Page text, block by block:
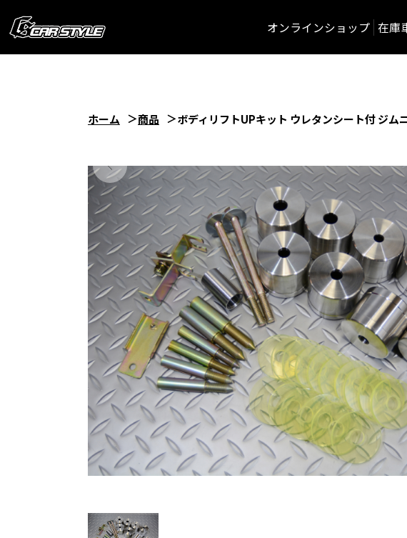
オンラインショップ 在庫
ホーム 商品 ボディリフトUPキット ウレタンシート付